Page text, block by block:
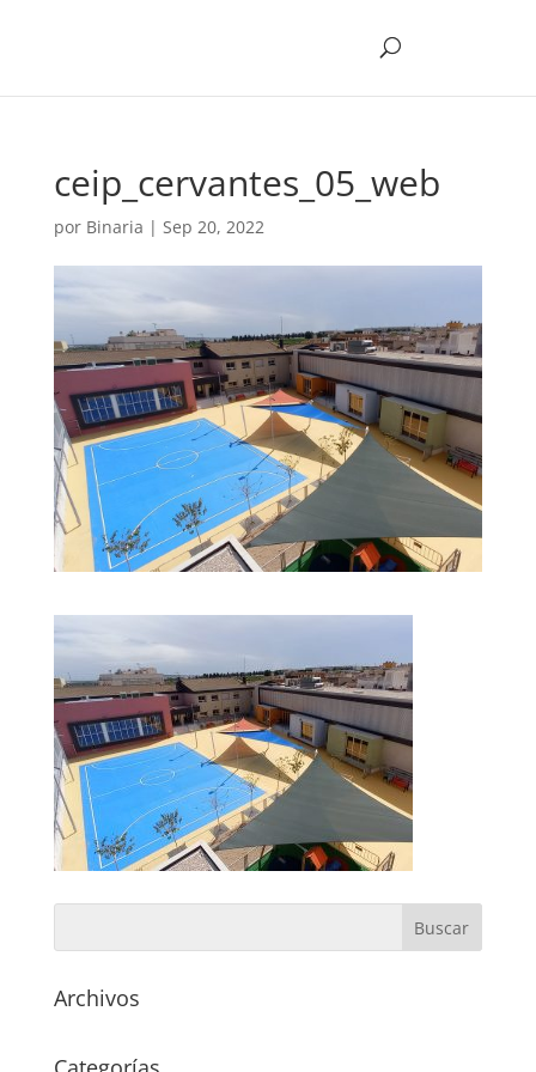
ceip_cervantes_05_web
por Binaria | Sep 20, 2022
Archivos